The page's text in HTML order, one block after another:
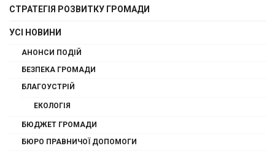
СТРАТЕГІЯ РОЗВИТКУ ГРОМАДИ
УСІ НОВИНИ
АНОНСИ ПОДІЙ
БЕЗПЕКА ГРОМАДИ
БЛАГОУСТРІЙ
ЕКОЛОГІЯ
БЮДЖЕТ ГРОМАДИ
БЮРО ПРАВНИЧОЇ ДОПОМОГИ